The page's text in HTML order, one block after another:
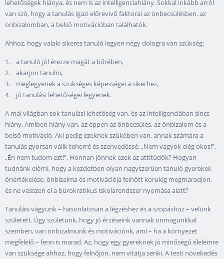
lehetőségek hiánya, és nem is az intelligenciahiány. Sokkal inkább arról
van szó, hogy a tanulás igazi előrevivő faktorai az önbecsülésben, az
önbizalomban, a belső motivációban találhatók.
Ahhoz, hogy valaki sikeres tanuló legyen négy dologra van szükség:
1. a tanuló jól érezze magát a bőrében,
2. akarjon tanulni,
3. meglegyenek a szükséges képességei a sikerhez,
4. jó tanulási lehetőségei legyenek.
A mai világban sok tanulási lehetőség van, és az intelligenciában sincs
hiány. Amiben hiány van, az éppen az önbecsülés, az önbizalom és a
belső motiváció. Aki pedig ezeknek szűkében van, annak számára a
tanulás gyorsan válik teherré és szenvedéssé: „Nem vagyok elég okos!”,
„Én nem tudom ezt!”. Honnan jönnek ezek az attitűdök? Hogyan
tudnánk elérni, hogy a kezdetben olyan nagyszerűen tanuló gyerekek
önértékelése, önbizalma és motivációja felnőtt korukig megmaradjon,
és ne vesszen el a bürokratikus iskolarendszer nyomása alatt?
Tanulási vágyunk – hasonlatosan a légzéshez és a szopáshoz – velünk
született. Úgy születünk, hogy jó érzéseink vannak önmagunkkal
szemben, van önbizalmunk és motivációnk, ami – ha a környezet
megfelelő – fenn is marad. Az, hogy egy gyereknek jó minőségű élelemre
van szüksége ahhoz, hogy felnőjön, nem vitatja senki. A testi növekedés